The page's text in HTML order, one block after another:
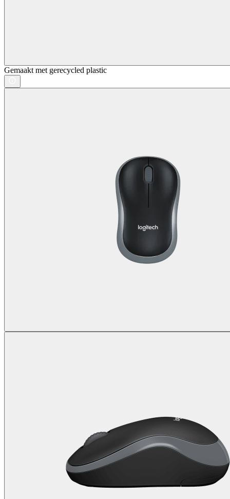
Gemaakt met gerecycled plastic